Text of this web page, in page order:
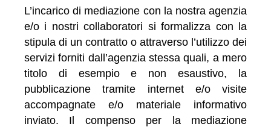
L’incarico di mediazione con la nostra agenzia
e/o i nostri collaboratori si formalizza con la
stipula di un contratto o attraverso l’utilizzo dei
servizi forniti dall’agenzia stessa quali, a mero
titolo di esempio e non esaustivo, la
pubblicazione tramite internet e/o visite
accompagnate e/o materiale informativo
inviato. Il compenso per la mediazione